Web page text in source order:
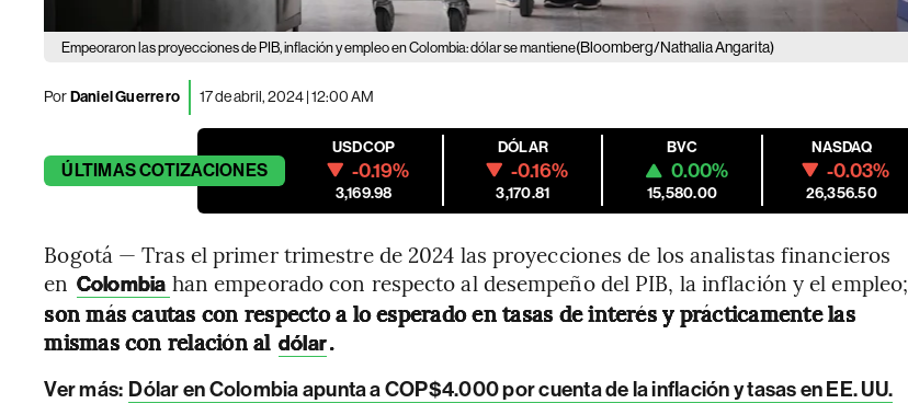
Empeoraron las proyecciones de PIB, inflación y empleo en Colombia: dólar se mantiene(Bloomberg/Nathalia Angarita)
PorDaniel Guerrero 17 de abril, 2024 | 12:00 AM
ÚLTIMASCOTIZACIONES
USDCOP
-0.19%
3,169.98
DÓLAR
-0.16%
3,170.81
BVC
0.00%
15,580.00
NASDAQ
-0.03%
26,356.50
Bogotá — Tras el primer trimestre de 2024 las proyecciones de los analistas financieros
en Colombia han empeorado con respecto al desempeño del PIB, la inflación y el empleo;
son más cautas con respecto a lo esperado en tasas de interés y prácticamente las
mismas con relación al dólar.
Ver más: Dólar en Colombia apunta a COP$4.000 por cuenta de la inflación y tasas en EE. UU.